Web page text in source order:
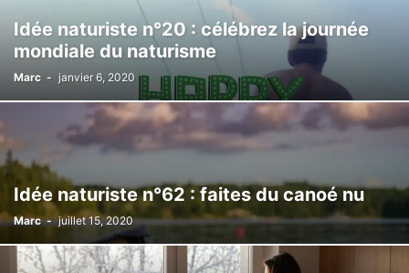
Idée naturiste n°20 : célébrez la journée
mondiale du naturisme
Marc - janvier 6, 2020
Idée naturiste n°62 : faites du canoé nu
Marc - juillet 15, 2020